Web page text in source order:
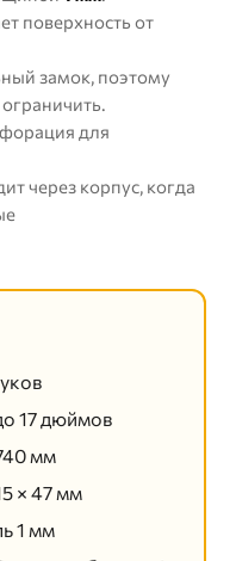
поверхность от
замок, поэтому
для
через корпус, когда
17 дюймов
мм
× 47 мм
1 мм